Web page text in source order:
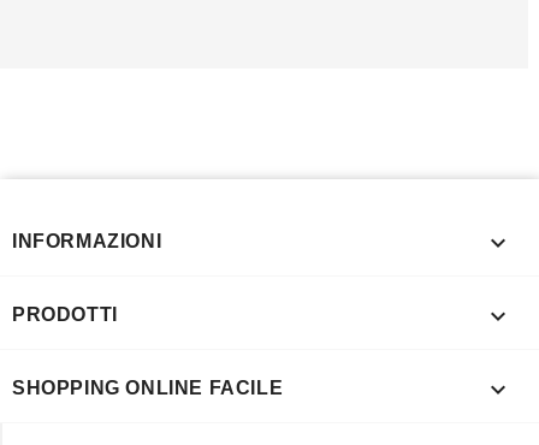
INFORMAZIONI 
PRODOTTI 
SHOPPING ONLINE FACILE 